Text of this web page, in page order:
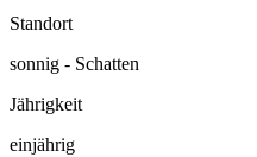
Standort
sonnig - Schatten
Jährigkeit
einjährig